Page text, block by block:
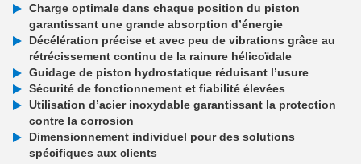
Charge optimale dans chaque position du piston
garantissant une grande absorption d’énergie
Décélération précise et avec peu de vibrations grâce au
rétrécissement continu de la rainure hélicoïdale
Guidage de piston hydrostatique réduisant l’usure
Sécurité de fonctionnement et fiabilité élevées
Utilisation d’acier inoxydable garantissant la protection
contre la corrosion
Dimensionnement individuel pour des solutions
spécifiques aux clients